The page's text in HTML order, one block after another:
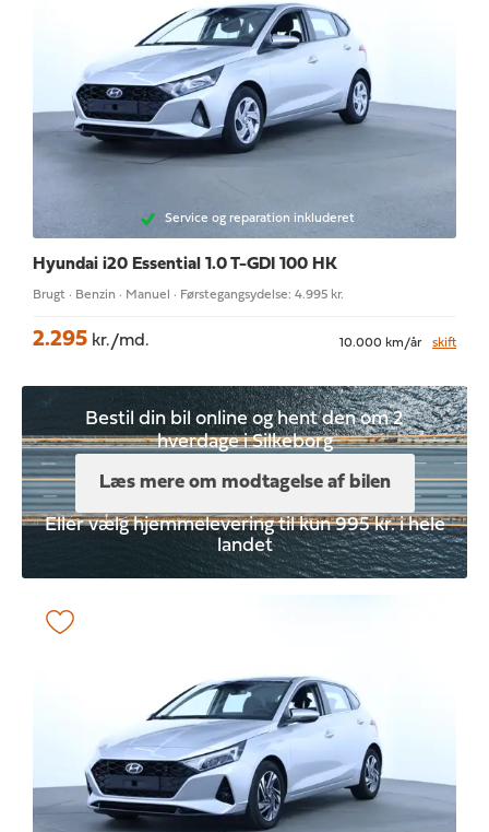
Service og reparation inkluderet
Hyundai i20 Essential 1.0 T-GDI 100 HK
Brugt · Benzin · Manuel · Førstegangsydelse: 4.995 kr.
2.295 kr./md. 10.000 km/år skift
Bestil din bil online og hent den om 2
hverdage i Silkeborg
Læs mere om modtagelse af bilen
Eller vælg hjemmelevering til kun 995 kr. i hele
landet